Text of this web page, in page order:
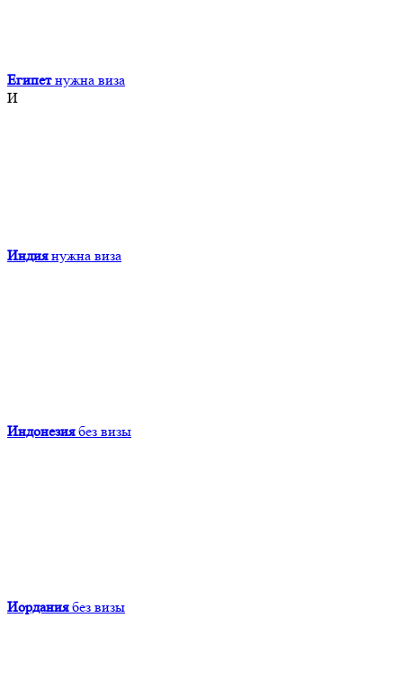
Египет нужна виза
И
Индия нужна виза
Индонезия без визы
Иордания без визы